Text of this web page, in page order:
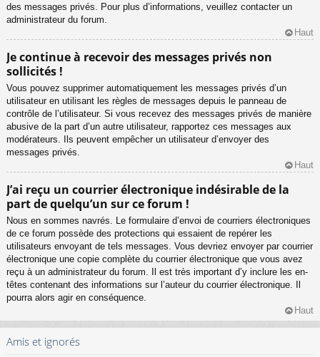
des messages privés. Pour plus d’informations, veuillez contacter un
administrateur du forum.
Haut
Je continue à recevoir des messages privés non
sollicités !
Vous pouvez supprimer automatiquement les messages privés d’un
utilisateur en utilisant les règles de messages depuis le panneau de
contrôle de l’utilisateur. Si vous recevez des messages privés de manière
abusive de la part d’un autre utilisateur, rapportez ces messages aux
modérateurs. Ils peuvent empêcher un utilisateur d’envoyer des
messages privés.
Haut
J’ai reçu un courrier électronique indésirable de la
part de quelqu’un sur ce forum !
Nous en sommes navrés. Le formulaire d’envoi de courriers électroniques
de ce forum possède des protections qui essaient de repérer les
utilisateurs envoyant de tels messages. Vous devriez envoyer par courrier
électronique une copie complète du courrier électronique que vous avez
reçu à un administrateur du forum. Il est très important d’y inclure les en-
têtes contenant des informations sur l’auteur du courrier électronique. Il
pourra alors agir en conséquence.
Haut
Amis et ignorés